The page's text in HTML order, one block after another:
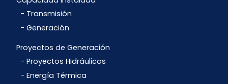
Transmisión
Generación
Proyectos de Generación
Proyectos Hidráulicos
Energía Térmica